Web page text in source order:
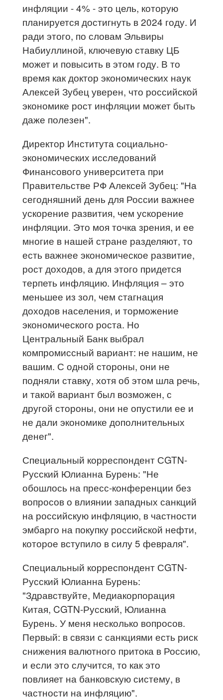
инфляции - 4% - это цель, которую
планируется достигнуть в 2024 году. И
ради этого, по словам Эльвиры
Набиуллиной, ключевую ставку ЦБ
может и повысить в этом году. В то
время как доктор экономических наук
Алексей Зубец уверен, что российской
экономике рост инфляции может быть
даже полезен".
Директор Института социально-
экономических исследований
Финансового университета при
Правительстве РФ Алексей Зубец: "На
сегодняшний день для России важнее
ускорение развития, чем ускорение
инфляции. Это моя точка зрения, и ее
многие в нашей стране разделяют, то
есть важнее экономическое развитие,
рост доходов, а для этого придется
терпеть инфляцию. Инфляция – это
меньшее из зол, чем стагнация
доходов населения, и торможение
экономического роста. Но
Центральный Банк выбрал
компромиссный вариант: не нашим, не
вашим. С одной стороны, они не
подняли ставку, хотя об этом шла речь,
и такой вариант был возможен, с
другой стороны, они не опустили ее и
не дали экономике дополнительных
денег".
Специальный корреспондент СGTN-
Русский Юлианна Бурень: "Не
обошлось на пресс-конференции без
вопросов о влиянии западных санкций
на российскую инфляцию, в частности
эмбарго на покупку российской нефти,
которое вступило в силу 5 февраля".
Специальный корреспондент СGTN-
Русский Юлианна Бурень:
"Здравствуйте, Медиакорпорация
Китая, CGTN-Русский, Юлианна
Бурень. У меня несколько вопросов.
Первый: в связи с санкциями есть риск
снижения валютного притока в Россию,
и если это случится, то как это
повлияет на банковскую систему, в
частности на инфляцию".